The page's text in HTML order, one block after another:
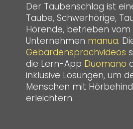
Der Taubenschlag ist
Taube, Schwerhörige,
Hörende, betrieben vom
Unternehmen manua.
Gebärdensprachvideos
die Lern-App Duomano
inklusive Lösungen, um
Menschen mit
erleichtern.